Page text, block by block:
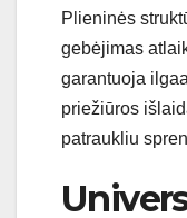
Plieninės
gebėjimas
garantuoja
priežiūros
patraukliu